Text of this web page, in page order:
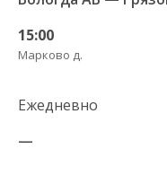
15:00
Марково д.
Ежедневно
—